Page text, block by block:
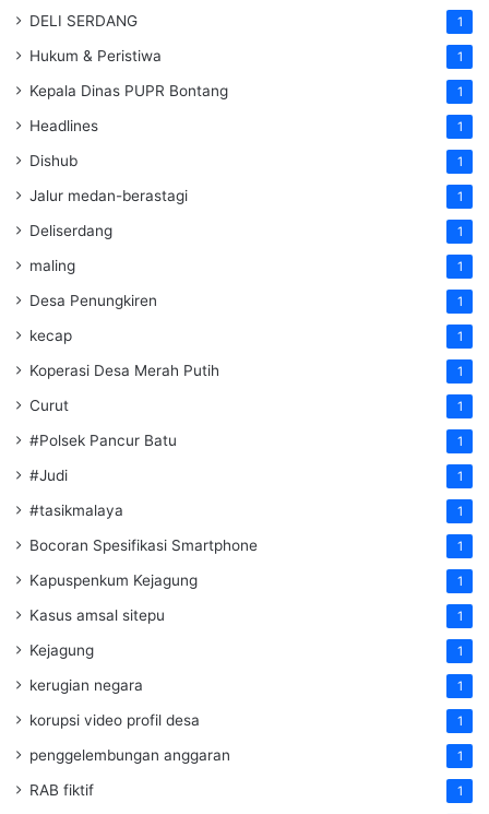
DELI SERDANG 1
Hukum & Peristiwa 1
Kepala Dinas PUPR Bontang 1
Headlines 1
Dishub 1
Jalur medan-berastagi 1
Deliserdang 1
maling 1
Desa Penungkiren 1
kecap 1
Koperasi Desa Merah Putih 1
Curut 1
#Polsek Pancur Batu 1
#Judi 1
#tasikmalaya 1
Bocoran Spesifikasi Smartphone 1
Kapuspenkum Kejagung 1
Kasus amsal sitepu 1
Kejagung 1
kerugian negara 1
korupsi video profil desa 1
penggelembungan anggaran 1
RAB fiktif 1